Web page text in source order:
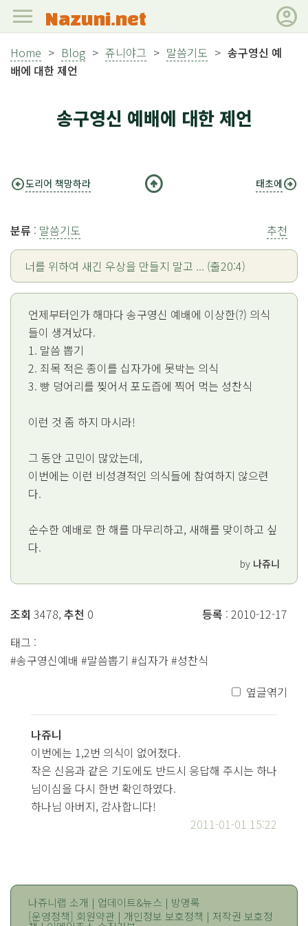
menu Nazuni.net account_circle
Home > Blog > 쥬니야그 > 말씀기도 > 송구영신 예
배에 대한 제언
송구영신 예배에 대한 제언
arrow_circle_left도리어 책망하라 arrow_circle_up 태초에arrow_circle_right
분류 : 말씀기도 추천
너를 위하여 새긴 우상을 만들지 말고 ... (출20:4)
언제부터인가 해마다 송구영신 예배에 이상한(?) 의식
들이 생겨났다.
1. 말씀 뽑기
2. 죄목 적은 종이를 십자가에 못박는 의식
3. 빵 덩어리를 찢어서 포도즙에 찍어 먹는 성찬식
이런 것 좀 하지 마시라!
그 동안 고민이 많았는데,
이번에는 이런 비성경적인 의식들에 참여하지 않으련
다.
순수한 예배로 한 해를 마무리하고, 새해를 맞이하고 싶
다.
by 나쥬니
조회 3478, 추천 0 등록 : 2010-12-17
태그 :
#송구영신예배 #말씀뽑기 #십자가 #성찬식
옆글엮기
나쥬니
이번에는 1,2번 의식이 없어졌다.
작은 신음과 같은 기도에도 반드시 응답해 주시는 하나
님이심을 다시 한번 확인하였다.
하나님 아버지, 감사합니다!
2011-01-01 15:22
나쥬니랩 소개 | 업데이트&뉴스 | 방명록
[운영정책] 회원약관 | 개인정보 보호정책 | 저작권 보호정